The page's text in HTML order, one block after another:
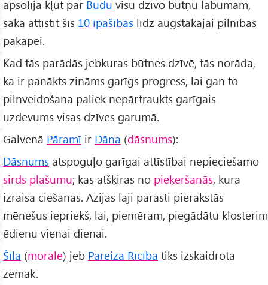
apsolīja kļūt par Budu visu dzīvo būtņu labumam,
sāka attīstīt šīs 10 īpašības līdz augstākajai pilnības
pakāpei.
Kad tās parādās jebkuras būtnes dzīvē, tās norāda,
ka ir panākts zināms garīgs progress, lai gan to
pilnveidošana paliek nepārtraukts garīgais
uzdevums visas dzīves garumā.
Galvenā Pāramī ir Dāna (dāsnums):
Dāsnums atspoguļo garīgai attīstībai nepieciešamo
sirds plašumu; kas atšķiras no pieķeršanās, kura
izraisa ciešanas. Āzijas laji parasti pierakstās
mēnešus iepriekš, lai, piemēram, piegādātu klosterim
ēdienu vienai dienai.
Šīla (morāle) jeb Pareiza Rīcība tiks izskaidrota
zemāk.